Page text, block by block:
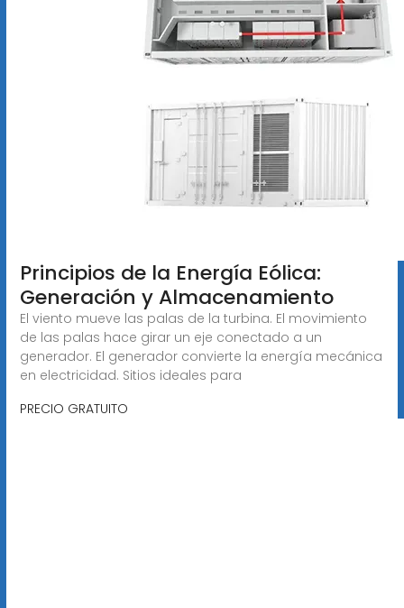
Principios de la Energía Eólica:
Generación y Almacenamiento
El viento mueve las palas de la turbina. El movimiento
de las palas hace girar un eje conectado a un
generador. El generador convierte la energía mecánica
en electricidad. Sitios ideales para
PRECIO GRATUITO